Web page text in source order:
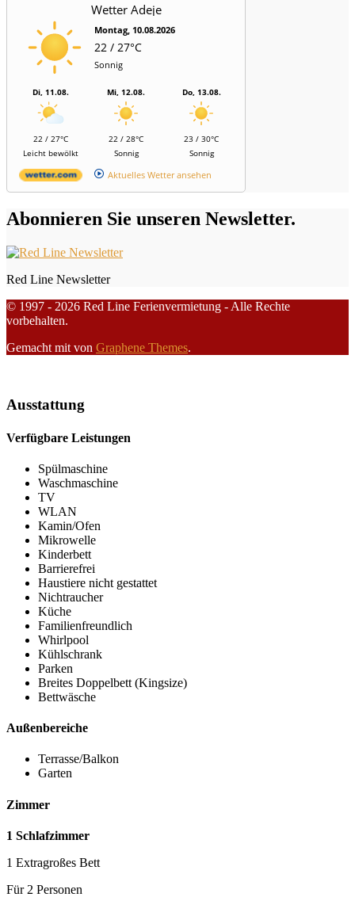
Wetter Adeje
Montag, 10.08.2026
22 / 27°C
Sonnig
Di, 11.08.
22 / 27°C
Leicht bewölkt
Mi, 12.08.
22 / 28°C
Sonnig
Do, 13.08.
23 / 30°C
Sonnig
Aktuelles Wetter ansehen
Abonnieren Sie unseren Newsletter.
Red Line Newsletter
© 1997 - 2026 Red Line Ferienvermietung - Alle Rechte
vorbehalten.
Gemacht mit von Graphene Themes.
Ausstattung
Verfügbare Leistungen
Spülmaschine
Waschmaschine
TV
WLAN
Kamin/Ofen
Mikrowelle
Kinderbett
Barrierefrei
Haustiere nicht gestattet
Nichtraucher
Küche
Familienfreundlich
Whirlpool
Kühlschrank
Parken
Breites Doppelbett (Kingsize)
Bettwäsche
Außenbereiche
Terrasse/Balkon
Garten
Zimmer
1 Schlafzimmer
1 Extragroßes Bett
Für 2 Personen